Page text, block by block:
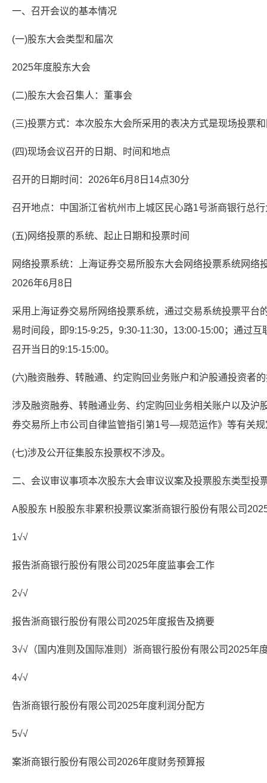
一、召开会议的基本情况
(一)股东大会类型和届次
2025年度股东大会
(二)股东大会召集人：董事会
(三)投票方式：本次股东大会所采用的表决方式是现场投票
(四)现场会议召开的日期、时间和地点
召开的日期时间：2026年6月8日14点30分
召开地点：中国浙江省杭州市上城区民心路1号浙商银行总
(五)网络投票的系统、起止日期和投票时间
网络投票系统：上海证券交易所股东大会网络投票系统网络
2026年6月8日
采用上海证券交易所网络投票系统，通过交易系统投票平台
易时间段，即9:15-9:25，9:30-11:30，13:00-15:00；通过
召开当日的9:15-15:00。
(六)融资融券、转融通、约定购回业务账户和沪股通投资者
涉及融资融券、转融通业务、约定购回业务相关账户以及沪
券交易所上市公司自律监管指引第1号—规范运作》等有关
(七)涉及公开征集股东投票权不涉及。
二、会议审议事项本次股东大会审议议案及投票股东类型投
A股股东 H股股东非累积投票议案浙商银行股份有限公司
1√√
报告浙商银行股份有限公司2025年度监事会工作
2√√
报告浙商银行股份有限公司2025年度报告及摘要
3√√（国内准则及国际准则）浙商银行股份有限公司2025年
4√√
告浙商银行股份有限公司2025年度利润分配方
5√√
案浙商银行股份有限公司2026年度财务预算报